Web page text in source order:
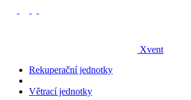
Xvent
Rekuperační jednotky
Větrací jednotky